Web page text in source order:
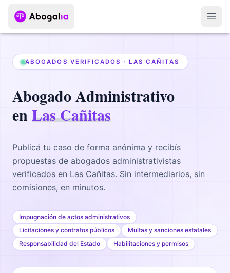
ABOGADOS VERIFICADOS · LAS CAÑITAS
AbogadoAdministrativo
enLas Cañitas
Publicá tu caso de forma anónima y recibís
propuestas de abogados administrativistas
verificados en Las Cañitas. Sin intermediarios, sin
comisiones, en minutos.
Impugnación de actos administrativos
Licitaciones y contratos públicos
Multas y sanciones estatales
Responsabilidad del Estado
Habilitaciones y permisos